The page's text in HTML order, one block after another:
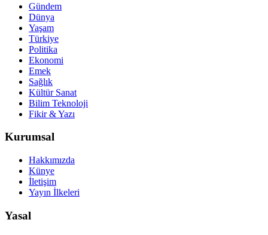
Gündem
Dünya
Yaşam
Türkiye
Politika
Ekonomi
Emek
Sağlık
Kültür Sanat
Bilim Teknoloji
Fikir & Yazı
Kurumsal
Hakkımızda
Künye
İletişim
Yayın İlkeleri
Yasal